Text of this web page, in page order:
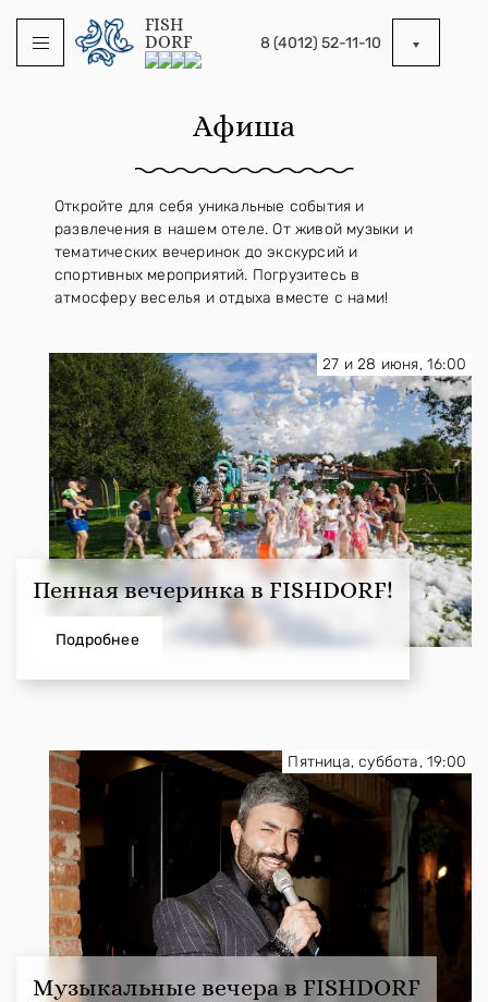
FISH
DORF
8 (4012) 52-11-10
Афиша
Откройте для себя уникальные события и
развлечения в нашем отеле. От живой музыки и
тематических вечеринок до экскурсий и
спортивных мероприятий. Погрузитесь в
атмосферу веселья и отдыха вместе с нами!
27 и 28 июня, 16:00
Пенная вечеринка в FISHDORF!
Подробнее
Пятница, суббота, 19:00
Музыкальные вечера в FISHDORF